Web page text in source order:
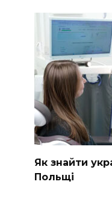
Як знайти
Польщі